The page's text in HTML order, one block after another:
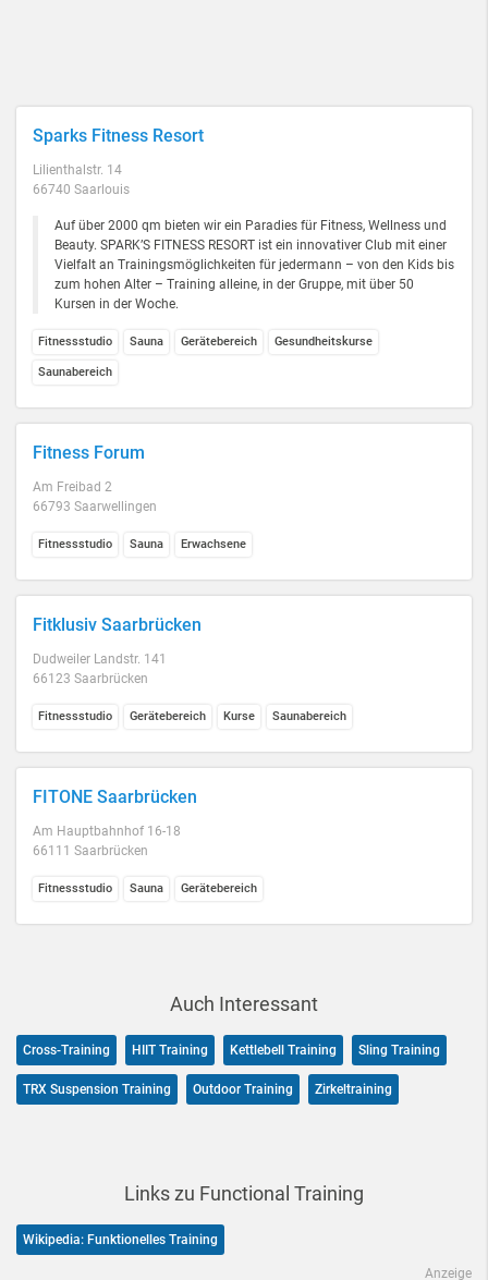
Sparks Fitness Resort
Lilienthalstr. 14
66740 Saarlouis
Auf über 2000 qm bieten wir ein Paradies für Fitness, Wellness und
Beauty. SPARK’S FITNESS RESORT ist ein innovativer Club mit einer
Vielfalt an Trainingsmöglichkeiten für jedermann – von den Kids bis
zum hohen Alter – Training alleine, in der Gruppe, mit über 50
Kursen in der Woche.
Fitnessstudio Sauna Gerätebereich Gesundheitskurse
Saunabereich
Fitness Forum
Am Freibad 2
66793 Saarwellingen
Fitnessstudio Sauna Erwachsene
Fitklusiv Saarbrücken
Dudweiler Landstr. 141
66123 Saarbrücken
Fitnessstudio Gerätebereich Kurse Saunabereich
FITONE Saarbrücken
Am Hauptbahnhof 16-18
66111 Saarbrücken
Fitnessstudio Sauna Gerätebereich
Auch Interessant
Cross-Training HIIT Training Kettlebell Training Sling Training
TRX Suspension Training Outdoor Training Zirkeltraining
Links zu Functional Training
Wikipedia: Funktionelles Training
Anzeige